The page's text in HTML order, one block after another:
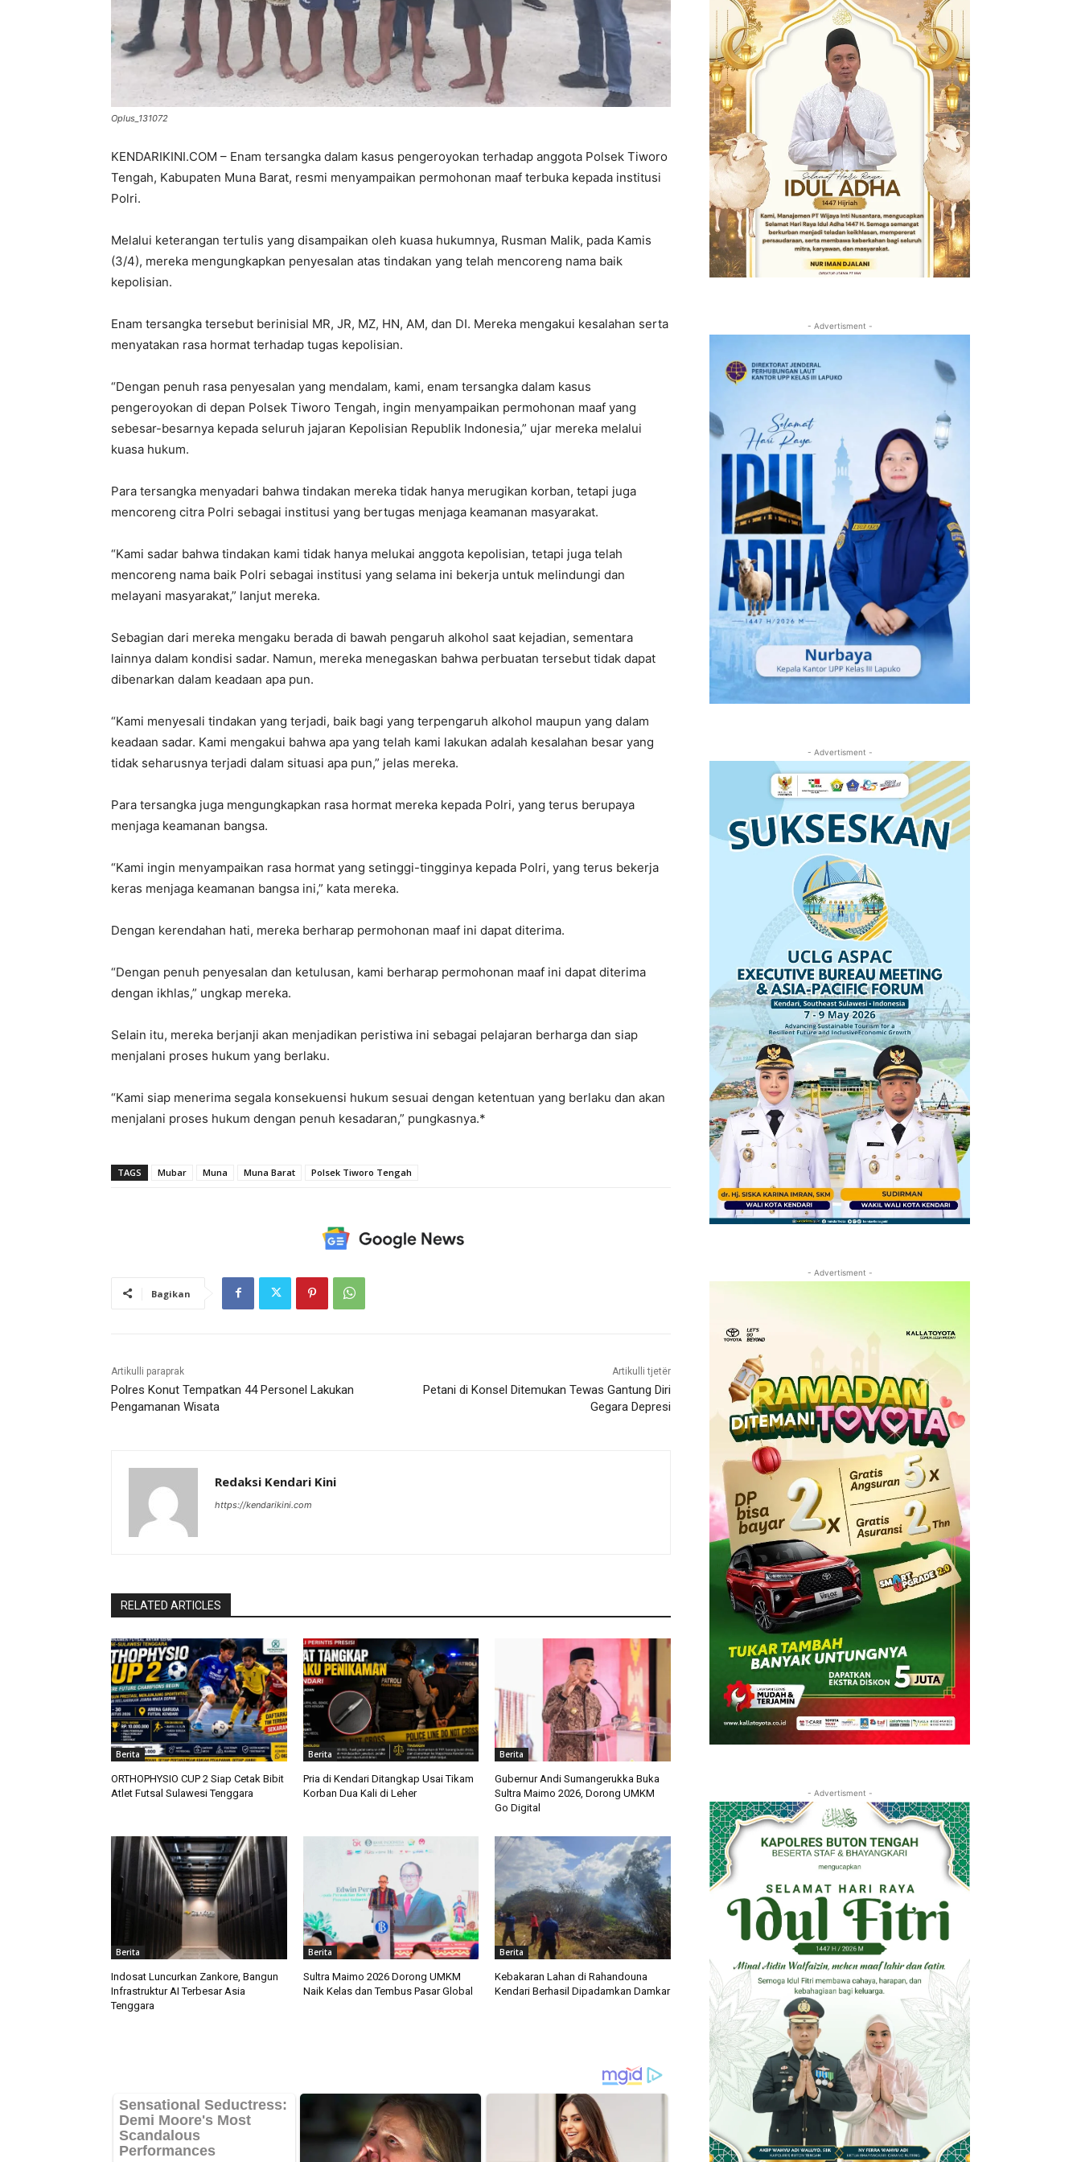
Oplus_131072
KENDARIKINI.COM – Enam tersangka dalam kasus pengeroyokan terhadap anggota Polsek Tiworo
Tengah, Kabupaten Muna Barat, resmi menyampaikan permohonan maaf terbuka kepada institusi
Polri.
Melalui keterangan tertulis yang disampaikan oleh kuasa hukumnya, Rusman Malik, pada Kamis
(3/4), mereka mengungkapkan penyesalan atas tindakan yang telah mencoreng nama baik
kepolisian.
Enam tersangka tersebut berinisial MR, JR, MZ, HN, AM, dan DI. Mereka mengakui kesalahan serta
menyatakan rasa hormat terhadap tugas kepolisian.
“Dengan penuh rasa penyesalan yang mendalam, kami, enam tersangka dalam kasus
pengeroyokan di depan Polsek Tiworo Tengah, ingin menyampaikan permohonan maaf yang
sebesar-besarnya kepada seluruh jajaran Kepolisian Republik Indonesia,” ujar mereka melalui
kuasa hukum.
Para tersangka menyadari bahwa tindakan mereka tidak hanya merugikan korban, tetapi juga
mencoreng citra Polri sebagai institusi yang bertugas menjaga keamanan masyarakat.
“Kami sadar bahwa tindakan kami tidak hanya melukai anggota kepolisian, tetapi juga telah
mencoreng nama baik Polri sebagai institusi yang selama ini bekerja untuk melindungi dan
melayani masyarakat,” lanjut mereka.
Sebagian dari mereka mengaku berada di bawah pengaruh alkohol saat kejadian, sementara
lainnya dalam kondisi sadar. Namun, mereka menegaskan bahwa perbuatan tersebut tidak dapat
dibenarkan dalam keadaan apa pun.
“Kami menyesali tindakan yang terjadi, baik bagi yang terpengaruh alkohol maupun yang dalam
keadaan sadar. Kami mengakui bahwa apa yang telah kami lakukan adalah kesalahan besar yang
tidak seharusnya terjadi dalam situasi apa pun,” jelas mereka.
Para tersangka juga mengungkapkan rasa hormat mereka kepada Polri, yang terus berupaya
menjaga keamanan bangsa.
“Kami ingin menyampaikan rasa hormat yang setinggi-tingginya kepada Polri, yang terus bekerja
keras menjaga keamanan bangsa ini,” kata mereka.
Dengan kerendahan hati, mereka berharap permohonan maaf ini dapat diterima.
“Dengan penuh penyesalan dan ketulusan, kami berharap permohonan maaf ini dapat diterima
dengan ikhlas,” ungkap mereka.
Selain itu, mereka berjanji akan menjadikan peristiwa ini sebagai pelajaran berharga dan siap
menjalani proses hukum yang berlaku.
“Kami siap menerima segala konsekuensi hukum sesuai dengan ketentuan yang berlaku dan akan
menjalani proses hukum dengan penuh kesadaran,” pungkasnya.*
TAGS Mubar Muna Muna Barat Polsek Tiworo Tengah
Bagikan
Artikulli paraprak
Polres Konut Tempatkan 44 Personel Lakukan
Pengamanan Wisata
Artikulli tjetër
Petani di Konsel Ditemukan Tewas Gantung Diri
Gegara Depresi
Redaksi Kendari Kini
https://kendarikini.com
RELATED ARTICLES
Berita
ORTHOPHYSIO CUP 2 Siap Cetak Bibit
Atlet Futsal Sulawesi Tenggara
Berita
Pria di Kendari Ditangkap Usai Tikam
Korban Dua Kali di Leher
Berita
Gubernur Andi Sumangerukka Buka
Sultra Maimo 2026, Dorong UMKM
Go Digital
Berita
Indosat Luncurkan Zankore, Bangun
Infrastruktur AI Terbesar Asia
Tenggara
Berita
Sultra Maimo 2026 Dorong UMKM
Naik Kelas dan Tembus Pasar Global
Berita
Kebakaran Lahan di Rahandouna
Kendari Berhasil Dipadamkan Damkar
- Advertisment -
- Advertisment -
- Advertisment -
- Advertisment -